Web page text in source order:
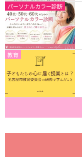
パーソナルカラー診断
教育